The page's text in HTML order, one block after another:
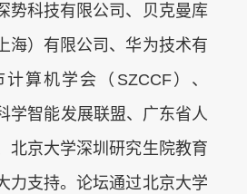
势科技有限公司、贝克曼库
海）有限公司、华为技术有
算机学会（SZCCF）、
学智能发展联盟、广东省人
北京大学深圳研究生院教育
力支持。论坛通过北京大学